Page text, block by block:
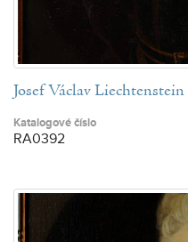
Josef Václav Liechtenstein
Katalogové číslo
RA0392